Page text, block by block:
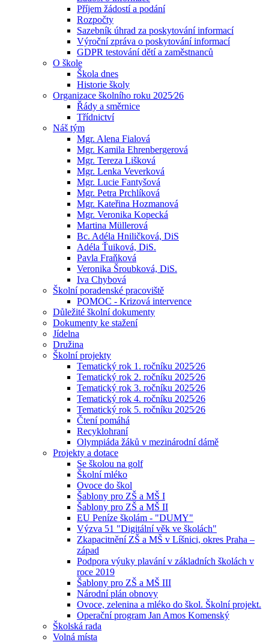
Příjem žádostí a podání
Rozpočty
Sazebník úhrad za poskytování informací
Výroční zpráva o poskytování informací
GDPR testování dětí a zaměstnanců
O škole
Škola dnes
Historie školy
Organizace školního roku 2025⁄26
Řády a směrnice
Třídnictví
Náš tým
Mgr. Alena Fialová
Mgr. Kamila Ehrenbergerová
Mgr. Tereza Lišková
Mgr. Lenka Veverková
Mgr. Lucie Fantyšová
Mgr. Petra Prchlíková
Mgr. Kateřina Hozmanová
Mgr. Veronika Kopecká
Martina Müllerová
Bc. Adéla Hniličková, DiS
Adéla Ťuiková, DiS.
Pavla Fraňková
Veronika Šroubková, DiS.
Iva Chybová
Školní poradenské pracoviště
POMOC - Krizová intervence
Důležité školní dokumenty
Dokumenty ke stažení
Jídelna
Družina
Školní projekty
Tematický rok 1. ročníku 2025⁄26
Tematický rok 2. ročníku 2025⁄26
Tematický rok 3. ročníku 2025⁄26
Tematický rok 4. ročníku 2025⁄26
Tematický rok 5. ročníku 2025⁄26
Čtení pomáhá
Recyklohraní
Olympiáda žáků v mezinárodní dámě
Projekty a dotace
Se školou na golf
Školní mléko
Ovoce do škol
Šablony pro ZŠ a MŠ I
Šablony pro ZŠ a MŠ II
EU Peníze školám - "DUMY"
Výzva 51 "Digitální věk ve školách"
Zkapacitnění ZŠ a MŠ v Líšnici, okres Praha –
západ
Podpora výuky plavání v základních školách v
roce 2019
Šablony pro ZŠ a MŠ III
Národní plán obnovy
Ovoce, zelenina a mléko do škol. Školní projekt.
Operační program Jan Amos Komenský
Školská rada
Volná místa